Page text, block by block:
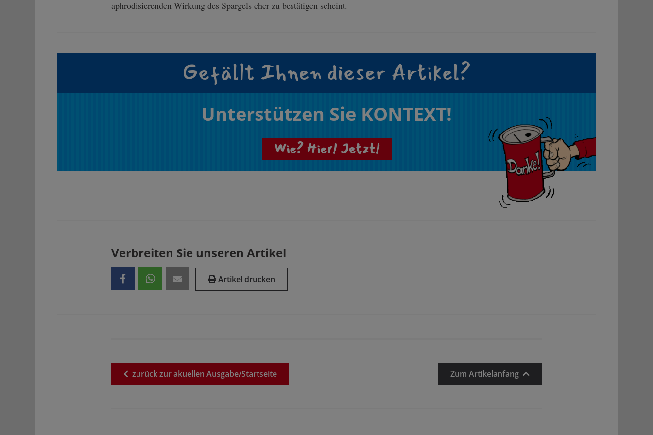
aphrodisierenden Wirkung des Spargels eher zu bestätigen scheint.
Gefällt Ihnen dieser Artikel?
Unterstützen Sie KONTEXT!
Wie? Hier! Jetzt!
Verbreiten Sie unseren Artikel
Artikel drucken
zurückzurakuellen Ausgabe/Startseite Zum Artikelanfang